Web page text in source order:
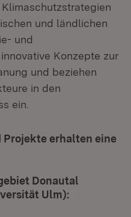
und ländlichen
und
Konzepte zur
und beziehen
in den
ein.
Projekte erhalten eine
Donautal
Ulm):